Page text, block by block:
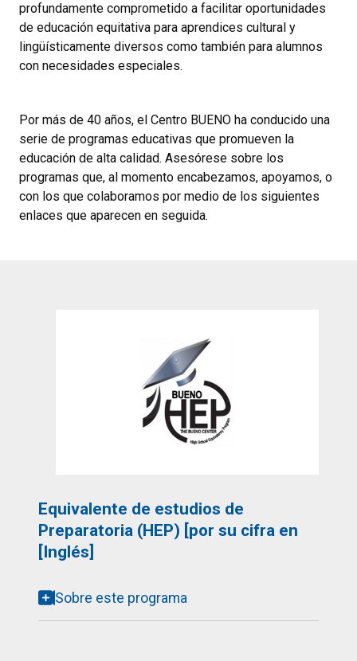
profundamente comprometido a facilitar oportunidades
de educación equitativa para aprendices cultural y
lingüísticamente diversos como también para alumnos
con necesidades especiales.
Por más de 40 años, el Centro BUENO ha conducido una
serie de programas educativas que promueven la
educación de alta calidad. Asesórese sobre los
programas que, al momento encabezamos, apoyamos, o
con los que colaboramos por medio de los siguientes
enlaces que aparecen en seguida.
Equivalente de estudios de
Preparatoria (HEP) [por su cifra en
[Inglés]
Sobre este programa